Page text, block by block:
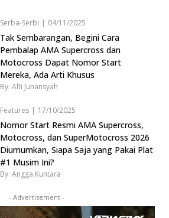
Serba-Serbi | 04/11/2025
Tak Sembarangan, Begini Cara
Pembalap AMA Supercross dan
Motocross Dapat Nomor Start
Mereka, Ada Arti Khusus
By: Alfi Junansyah
Features | 17/10/2025
Nomor Start Resmi AMA Supercross,
Motocross, dan SuperMotocross 2026
Diumumkan, Siapa Saja yang Pakai Plat
#1 Musim Ini?
By: Angga Kuntara
- Advertisement -